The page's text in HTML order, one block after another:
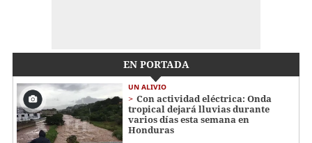
EN PORTADA
UN ALIVIO
Con actividad eléctrica: Onda
tropical dejará lluvias durante
varios días esta semana en
Honduras